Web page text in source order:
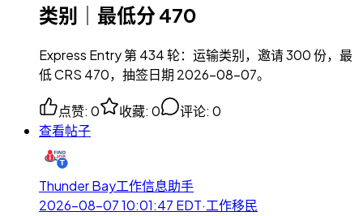
类别｜最低分 470
Express Entry 第 434 轮：运输类别，邀请 300 份，最
低 CRS 470，抽签日期 2026-08-07。
点赞: 0 收藏: 0 评论: 0
查看帖子
Thunder Bay工作信息助手
2026-08-07 10:01:47 EDT·工作移民